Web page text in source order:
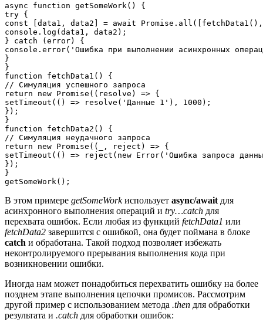
async function getSomeWork() {
try {
const [data1, data2] = await
console.log(data1, data2);
} catch (error) {
console.error('Ошибка при выполнении асинхронных
}
}
function fetchData1() {
// Симуляция успешного запроса
return new Promise((resolve) => {
setTimeout(() => resolve('Данные 1'), 1000);
});
}
function fetchData2() {
// Симуляция неудачного запроса
return new Promise((_, reject) => {
setTimeout(() => reject(new Error('Ошибка запроса
});
}
В этом примере getSomeWorkиспользует async/await для
асинхронного выполнения операций и try…catch для
перехвата ошибок. Если любая из функций fetchData1 или
fetchData2 завершится с ошибкой, она будет поймана в блоке
catch и обработана. Такой подход позволяет избежать
неконтролируемого прерывания выполнения кода при
возникновении ошибки.
Иногда нам может понадобиться перехватить ошибку на более
позднем этапе выполнения цепочки промисов. Рассмотрим
другой пример с использованием метода .then для обработки
результата и .catch для обработки ошибок: